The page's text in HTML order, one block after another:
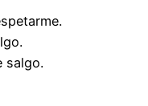
salgo.